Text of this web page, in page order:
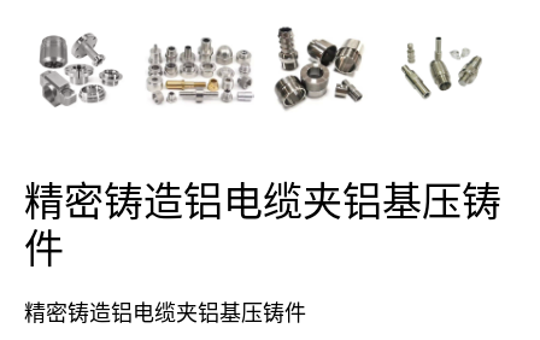
精密铸造铝电缆夹铝基压铸
件
精密铸造铝电缆夹铝基压铸件